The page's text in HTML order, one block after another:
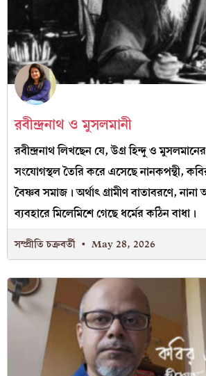
রবীন্দ্রনাথ ও মুসলমানী
রবীন্দ্রনাথ লিখছেন যে, উগ্র হিন্দু ও
সংযোগস্থল তৈরি করে এসেছে নানকপন্থী,
বৈষ্ণব সমাজ। অর্থাৎ গ্রামীণ বাতাবরণে,
ব্যবহারে মিলেমিশে গেছে ধর্মের কঠিন বাধা।
সম্প্রীতি চক্রবর্তী May 28, 2026